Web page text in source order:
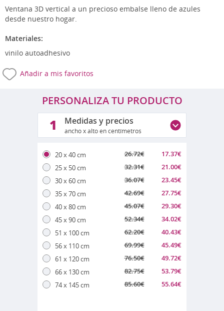
Ventana 3D vertical a un precioso embalse lleno de azules
desde nuestro hogar.
Materiales:
vinilo autoadhesivo
Añadir a mis favoritos
PERSONALIZA TU PRODUCTO
1 Medidas y precios
ancho x alto en centímetros
20 x 40 cm
25 x 50 cm
30 x 60 cm
35 x 70 cm
40 x 80 cm
45 x 90 cm
51 x 100 cm
56 x 110 cm
61 x 120 cm
66 x 130 cm
74 x 145 cm
26.72€
32.31€
36.07€
42.69€
45.07€
52.34€
62.20€
69.99€
76.50€
82.75€
85.60€
17.37€
21.00€
23.45€
27.75€
29.30€
34.02€
40.43€
45.49€
49.72€
53.79€
55.64€